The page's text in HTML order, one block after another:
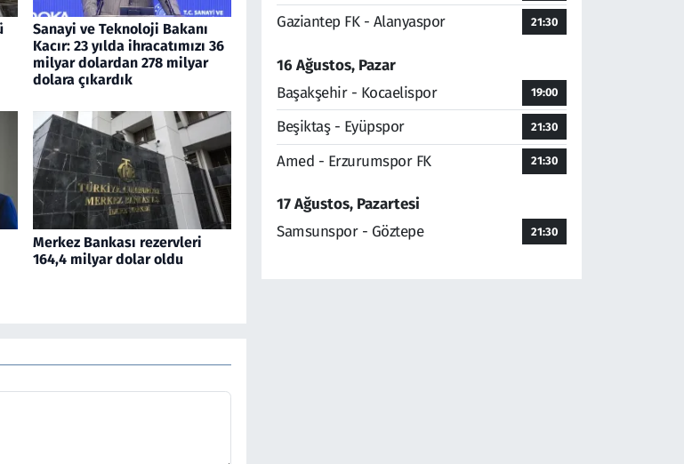
Sanayi ve Teknoloji Bakanı
Kacır: 23 yılda ihracatımızı 36
milyar dolardan 278 milyar
dolara çıkardık
Merkez Bankası rezervleri
164,4 milyar dolar oldu
Gaziantep FK - Alanyaspor 21:30
16 Ağustos, Pazar
Başakşehir - Kocaelispor
19:00
Beşiktaş - Eyüpspor 21:30
Amed - Erzurumspor FK 21:30
17 Ağustos, Pazartesi
Samsunspor - Göztepe
21:30